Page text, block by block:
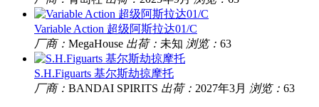
Variable Action 超级阿斯拉达01/C
厂商： MegaHouse 出荷： 未知 浏览： 63
S.H.Figuarts 基尔斯劫掠摩托
厂商： BANDAI SPIRITS 出荷： 2027年3月 浏览： 63